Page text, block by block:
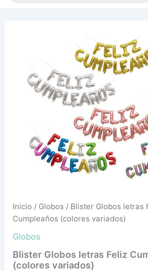
Inicio / Globos / Blister Globos letras
Cumpleaños (colores variados)
Globos
Blister Globos letras Feliz
(colores variados)